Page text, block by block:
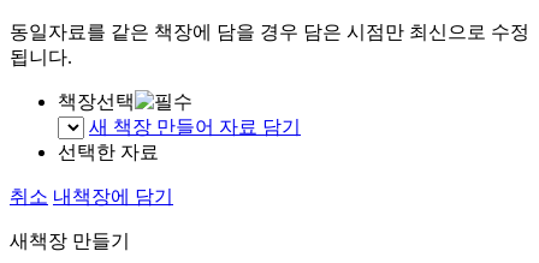
동일자료를 같은 책장에 담을 경우 담은 시점만 최신으로 수정
됩니다.
책장선택
새 책장 만들어 자료 담기
선택한 자료
취소 내책장에 담기
새책장 만들기